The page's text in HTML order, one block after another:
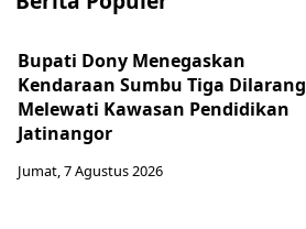
Bupati Dony Menegaskan
Kendaraan Sumbu Tiga Dilarang
Melewati Kawasan Pendidikan
Jatinangor
Jumat, 7 Agustus 2026